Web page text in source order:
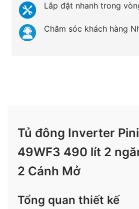
Lắp đặt nhanh trong
Chăm sóc khách hàng
Tủ đông Inverter
49WF3 490 lít 2
2 Cánh Mở
Tổng quan thiết kế